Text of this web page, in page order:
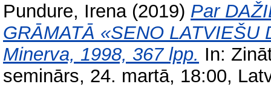
Pundure, Irena(2019) Par
GRĀMATĀ «SENO
Minerva, 1998, 367 lpp. In:
seminārs, 24. martā, 18:00,